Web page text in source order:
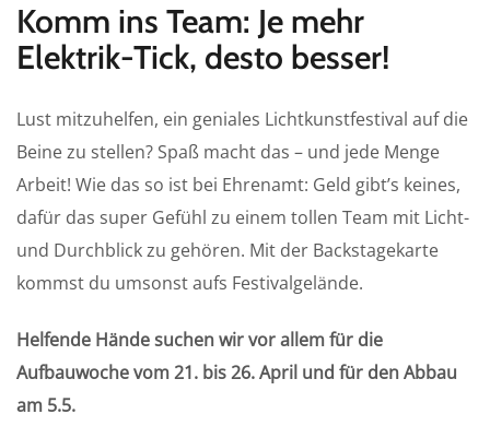
Komm ins Team: Je mehr
Elektrik-Tick, desto besser!
Lust mitzuhelfen, ein geniales Lichtkunstfestival auf die
Beine zu stellen? Spaß macht das – und jede Menge
Arbeit! Wie das so ist bei Ehrenamt: Geld gibt’s keines,
dafür das super Gefühl zu einem tollen Team mit Licht-
und Durchblick zu gehören. Mit der Backstagekarte
kommst du umsonst aufs Festivalgelände.
Helfende Hände suchen wir vor allem für die
Aufbauwoche vom 21. bis 26. April und für den Abbau
am 5.5.